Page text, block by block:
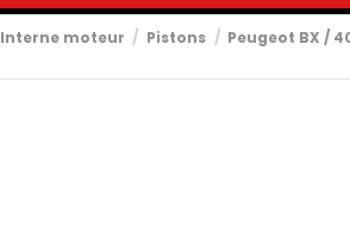
Interne moteur Pistons Peugeot BX /